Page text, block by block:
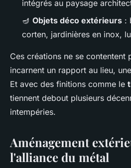
intégrés au paysage
🪔 Objets déco extérieurs :
corten, jardinières en inox,
Ces créations ne se contentent
incarnent un rapport au lieu,
Et avec des finitions comme le
tiennent debout plusieurs
intempéries.
Aménagement
l'alliance du métal